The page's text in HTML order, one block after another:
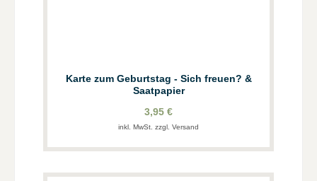
Karte zum Geburtstag - Sich freuen? &
Saatpapier
3,95 €
inkl. MwSt. zzgl. Versand